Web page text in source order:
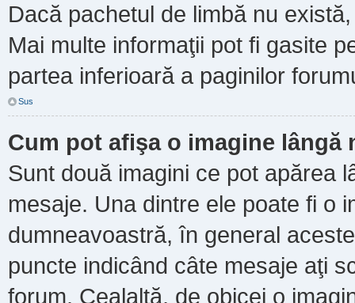
Dacă pachetul de limbă nu
Mai multe informaţii pot fi gasite
partea inferioară a paginilor
Sus
Cum pot afişa o imagine lângă
Sunt două imagini ce pot apărea
mesaje. Una dintre ele poate fi o
dumneavoastră, în general
puncte indicând câte mesaje aţi
forum. Cealaltă, de obicei o